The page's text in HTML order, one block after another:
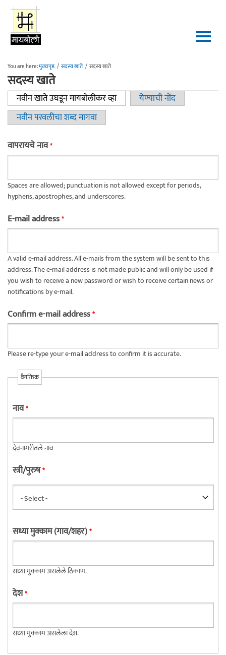
Skip to main content
You are here:मुख्यपृष्ठ / सदस्य खाते / सदस्य खाते
सदस्य खाते
Primary tabs
नवीन खाते उघडून मायबोलीकर व्हा(active tab)येण्याची नोंद
नवीन परवलीचा शब्द मागवा
वापरायचे नाव*
Spaces are allowed; punctuation is not allowed except for periods,
hyphens, apostrophes, and underscores.
E-mail address*
A valid e-mail address. All e-mails from the system will be sent to this
address. The e-mail address is not made public and will only be used if
you wish to receive a new password or wish to receive certain news or
notifications by e-mail.
Confirm e-mail address*
Please re-type your e-mail address to confirm it is accurate.
वैयक्तिक
नाव*
देवनागरीतले नाव
स्त्री/पुरुष*
सध्या मुक्काम (गाव/शहर)*
सध्या मुक्काम असलेले ठिकाण.
देश*
सध्या मुक्काम असलेला देश.